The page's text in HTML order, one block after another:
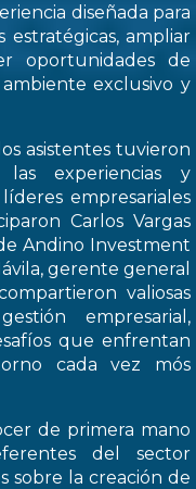
diseñada para
ampliar
oportunidades de
exclusivo y
asistentes tuvieron
experiencias y
empresariales
Carlos Vargas
Andino Investment
gerente general
valiosas
empresarial,
que enfrentan
cada vez mós
de primera mano
del sector
sobre la creación de